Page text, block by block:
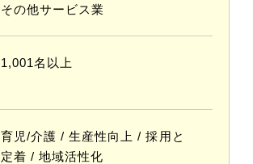
その他サービス業
1,001名以上
育児/介護 / 生産性向上 / 採⽤と
定着 / 地域活性化